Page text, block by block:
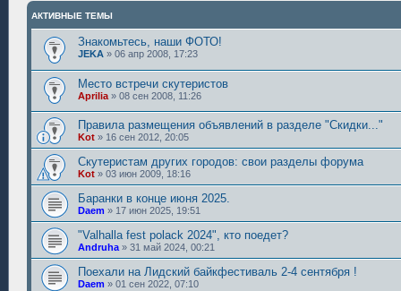
АКТИВНЫЕ ТЕМЫ
Знакомьтесь, наши ФОТО!
JEKA » 06 апр 2008, 17:23
Место встречи скутеристов
Aprilia » 08 сен 2008, 11:26
Правила размещения объявлений в разделе "Скидки..."
Kot » 16 сен 2012, 20:05
Скутеристам других городов: свои разделы форума
Kot » 03 июн 2009, 18:16
Баранки в конце июня 2025.
Daem » 17 июн 2025, 19:51
"Valhalla fest polack 2024", кто поедет?
Andruha » 31 май 2024, 00:21
Поехали на Лидский байкфестиваль 2-4 сентября !
Daem » 01 сен 2022, 07:10